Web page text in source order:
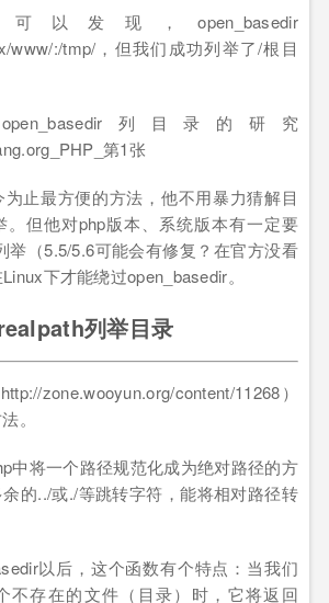
以发现，open_basedir
www/:/tmp/，但我们成功列举了/根目
止最方便的方法，他不用暴力猜解目
。但他对php版本、系统版本有一定要
举（5.5/5.6可能会有修复？在官方没看
下才能绕过open_basedir。
列举目录
zone.wooyun.org/content/11268）
。
中将一个路径规范化成为绝对路径的方
的../或./等跳转字符，能将相对路径转
以后，这个函数有个特点：当我们
不存在的文件（目录）时，它将返回